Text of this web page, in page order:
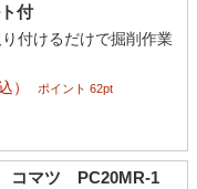
付
付けるだけで掘削作業
） ポイント 62pt
コマツ PC20MR-1